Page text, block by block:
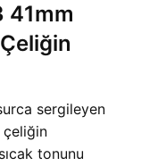
41mm
sergileyen
çeliğin
tonunu